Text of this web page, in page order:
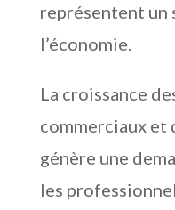
représentent un
l’économie.
La croissance
commerciaux et
génère une
les